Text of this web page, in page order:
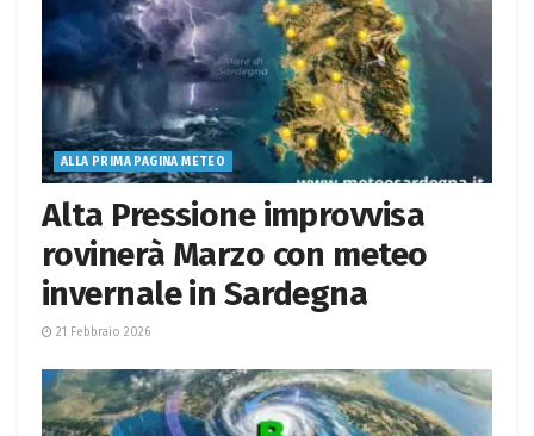
ALLA PRIMA PAGINA METEO
Alta Pressione improvvisa
rovinerà Marzo con meteo
invernale in Sardegna
21 Febbraio 2026